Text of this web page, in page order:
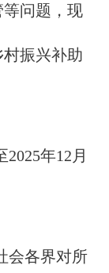
问题，现
振兴补助
年12月
会各界对所